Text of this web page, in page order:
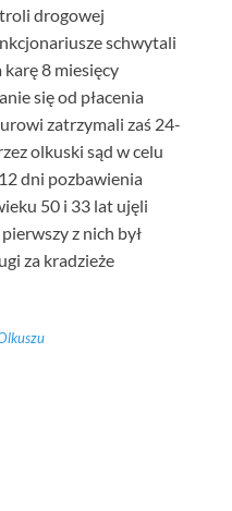
drogowej
schwytali
8 miesięcy
się od płacenia
zatrzymali zaś 24-
olkuski sąd w celu
dni pozbawienia
50 i 33 lat ujęli
z nich był
za kradzieże